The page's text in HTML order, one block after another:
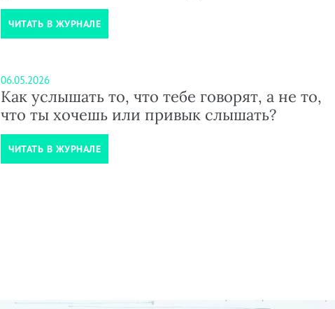
ЧИТАТЬ В ЖУРНАЛЕ
06.05.2026
Как услышать то, что тебе говорят, а не то,
что ты хочешь или привык слышать?
ЧИТАТЬ В ЖУРНАЛЕ